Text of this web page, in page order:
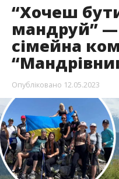
“Хочеш
мандруй” —
сімейна
Опубліковано 12.05.2023